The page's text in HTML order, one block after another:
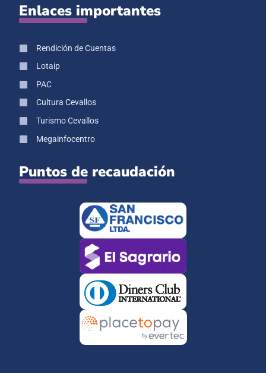
Enlaces importantes
Rendición de Cuentas
Lotaip
PAC
Cultura Cevallos
Turismo Cevallos
Megainfocentro
Puntos de recaudación